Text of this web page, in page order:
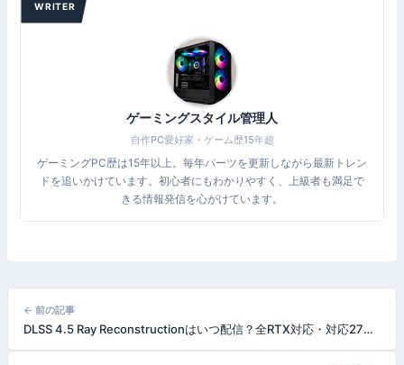
WRITER
ゲーミングスタイル管理人
自作PC愛好家・ゲーム歴15年超
ゲーミングPC歴は15年以上。毎年パーツを更新しながら最新トレン
ドを追いかけています。初心者にもわかりやすく、上級者も満足で
きる情報発信を心がけています。
稿
← 前の記事
DLSS 4.5 Ray Reconstructionはいつ配信？全RTX対応・対応27ゲーム・DLSS 5との違いを解説